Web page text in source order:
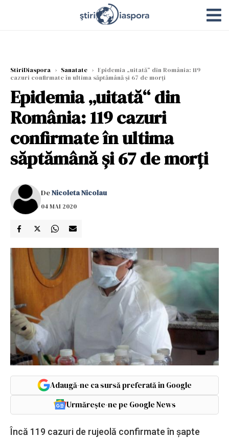
StiriDiaspora › Sanatate › Epidemia „uitată“ din România: 119
cazuri confirmate în ultima săptămână și 67 de morți
Epidemia „uitată“ din
România: 119 cazuri
confirmate în ultima
săptămână și 67 de morți
DeNicoleta Nicolau
04 MAI 2020
Adaugă-ne ca sursă preferată în Google
Urmărește-ne pe Google News
Încă 119 cazuri de rujeolă confirmate în şapte